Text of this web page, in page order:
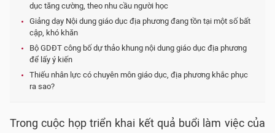
dục tăng cường, theo nhu cầu người học
Giảng dạy Nội dung giáo dục địa phương đang tồn tại một số bất
cập, khó khăn
Bộ GDĐT công bố dự thảo khung nội dung giáo dục địa phương
để lấy ý kiến
Thiếu nhân lực có chuyên môn giáo dục, địa phương khắc phục
ra sao?
Trong cuộc họp triển khai kết quả buổi làm việc của